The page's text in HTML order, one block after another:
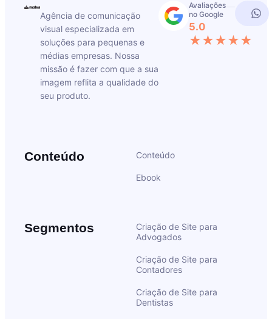
Agência de comunicação
visual especializada em
soluções para pequenas e
médias empresas. Nossa
missão é fazer com que a sua
imagem reflita a qualidade do
seu produto.
Avaliações
no Google
5.0
★★★★★
Conteúdo Conteúdo
Ebook
Segmentos
Criação de Site para
Advogados
Criação de Site para
Contadores
Criação de Site para
Dentistas